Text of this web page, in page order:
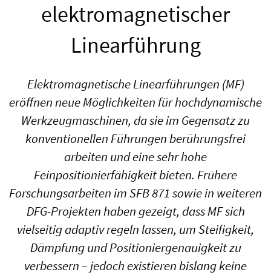
elektromagnetischer
Linearführung
Elektromagnetische Linearführungen (MF)
eröffnen neue Möglichkeiten für hochdynamische
Werkzeugmaschinen, da sie im Gegensatz zu
konventionellen Führungen berührungsfrei
arbeiten und eine sehr hohe
Feinpositionierfähigkeit bieten. Frühere
Forschungsarbeiten im SFB 871 sowie in weiteren
DFG-Projekten haben gezeigt, dass MF sich
vielseitig adaptiv regeln lassen, um Steifigkeit,
Dämpfung und Positioniergenauigkeit zu
verbessern – jedoch existieren bislang keine